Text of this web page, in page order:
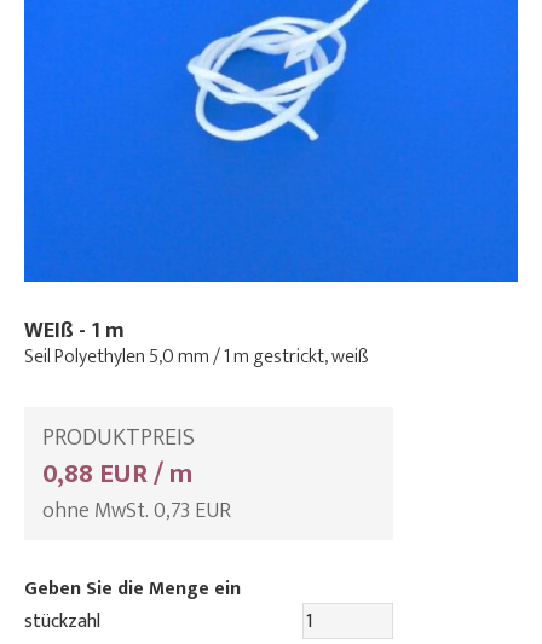
WEIß - 1 m
Seil Polyethylen 5,0 mm / 1 m gestrickt, weiß
PRODUKTPREIS
0,88 EUR / m
ohne MwSt. 0,73 EUR
Geben Sie die Menge ein
stückzahl